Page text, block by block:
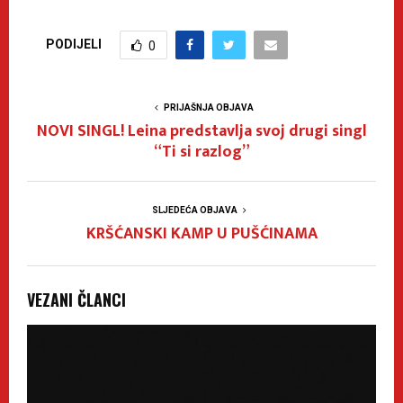
PODIJELI 0
PRIJAŠNJA OBJAVA
NOVI SINGL! Leina predstavlja svoj drugi singl
“Ti si razlog”
SLJEDEĆA OBJAVA
KRŠĆANSKI KAMP U PUŠĆINAMA
VEZANI ČLANCI